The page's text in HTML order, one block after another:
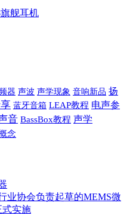
旗舰耳机
器 声波 声学现象 音响新品 扬
蓝牙音箱 LEAP教程 电声参
音 BassBox教程 声学
念
业协会负责起草的MEMS微
式实施